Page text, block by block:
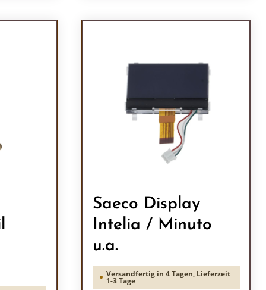
Saeco Display
Intelia / Minuto
u.a.
Versandfertig in 4 Tagen, Lieferzeit
1-3 Tage